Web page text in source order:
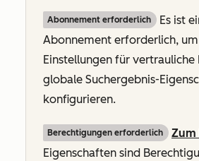
Abonnement erforderlich Es ist
Abonnement erforderlich,
Einstellungen für vertrauliche
globale Suchergebnis-
konfigurieren.
Berechtigungen erforderlich Zum
Eigenschaften sind